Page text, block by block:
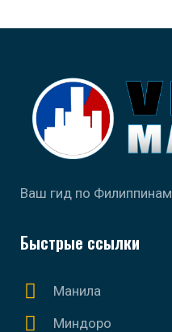
Ваш гид по Филиппинам
Быстрые ссылки
Манила
Миндоро